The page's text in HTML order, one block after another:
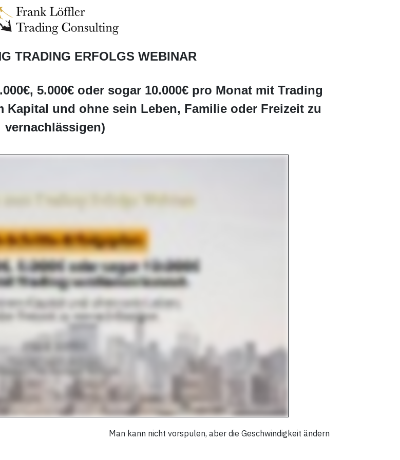
TRADING ERFOLGS WEBINAR
5.000€ oder sogar 10.000€ pro Monat mit Trading
und ohne sein Leben, Familie oder Freizeit zu
vernachlässigen)
Man kann nicht vorspulen, aber die Geschwindigkeit ändern